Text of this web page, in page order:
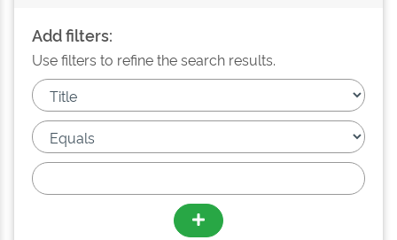
Add filters:
Use filters to refine the search results.